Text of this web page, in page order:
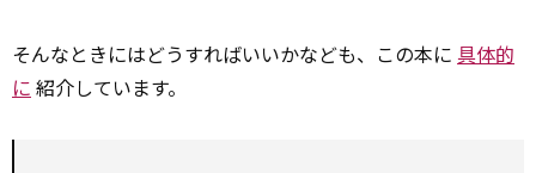
そんなときにはどうすればいいかなども、この本に 具体的
に 紹介しています。